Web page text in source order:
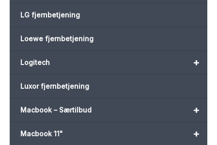
LG fjernbetjening
Loewe fjernbetjening
+
Logitech
Luxor fjernbetjening
+
Macbook – Særtilbud
+
Macbook 11"